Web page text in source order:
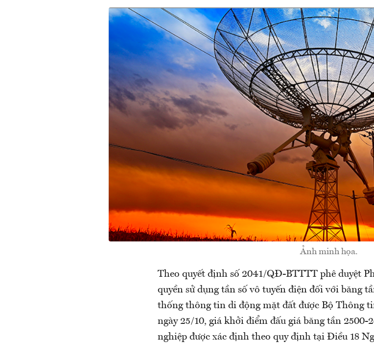
Ảnh minh họa.
Theo quyết định số 2041/QĐ-BTTTT phê duyệt
quyền sử dụng tần số vô tuyến điện đối với băng
thống thông tin di động mặt đất được Bộ Thông
ngày 25/10, giá khởi điểm đấu giá băng tần 2500-
nghiệp được xác định theo quy định tại Điều 18